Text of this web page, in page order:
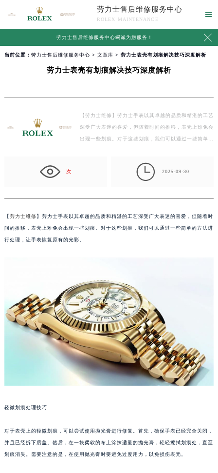
劳力士售后维修服务中心
ROLEX MAINTENANCE

劳力士售后维修服务中心竭诚为您服务！ 
当前位置： 劳力士售后维修服务中心 > 文章库 > 劳力士表壳有划痕解决技巧深度解析
劳力士表壳有划痕解决技巧深度解析
【劳力士维修】劳力士手表以其卓越的品质和精湛的工艺
深受广大表迷的喜爱，但随着时间的推移，表壳上难免会
出现一些划痕。对于这些划痕，我们可以通过一些简单…
次  2025-09-30
【劳力士维修】劳力士手表以其卓越的品质和精湛的工艺深受广大表迷的喜爱，但随着时
间的推移，表壳上难免会出现一些划痕。对于这些划痕，我们可以通过一些简单的方法进
行处理，让手表恢复原有的光彩。
轻微划痕处理技巧
对于表壳上的轻微划痕，可以尝试使用抛光膏进行修复。首先，确保手表已经完全关闭，
并且已经拆下后盖。然后，在一块柔软的布上涂抹适量的抛光膏，轻轻擦拭划痕处，直至
划痕消失。需要注意的是，在使用抛光膏时要避免过度用力，以免损伤表壳。